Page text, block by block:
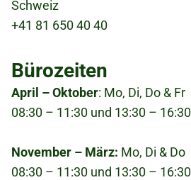
22.03.2026 – 28.03.2026
Schweiz
+41 81 650 40 40
Bürozeiten
April – Oktober: Mo, Di, Do & Fr
08:30 – 11:30 und 13:30 – 16:30
November – März: Mo, Di & Do
08:30 – 11:30 und 13:30 – 16:30